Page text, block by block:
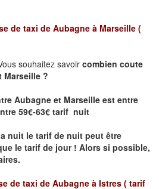
de taxi de Aubagne à Marseille (
souhaitez savoir combien coute
Marseille ?
Aubagne et Marseille est entre
59€-63€ tarif nuit
nuit le tarif de nuit peut être
le tarif de jour ! Alors si possible,
de taxi de Aubagne à Istres ( tarif